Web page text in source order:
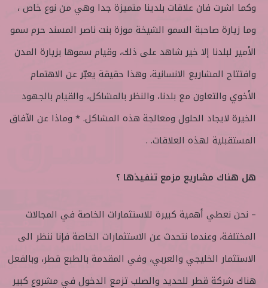
وكما اشرت فان علاقات بلدينا متميزة جدا وهي من نوع خاص ،
وما زيارة صاحبة السمو الشيخة موزة بنت ناصر المسند حرم سمو
الأمير لبلدنا إلا خير شاهد على ذلك، وقيام سموها بزيارة المدن
وافتتاح المشاريع الانسانية، وهذا حقيقة يعبّر عن الاهتمام
الأخوي والتعاون مع بلدنا، والنظر بالمشاكل، والقيام بالجهود
الخيرة لايجاد الحلول ومعالجة هذه المشاكل. * وماذا عن الآفاق
المستقبلية لهذه العلاقات. .
هل هناك مشاريع مزمع تنفيذها ؟
– نحن نعطي أهمية كبيرة للاستثمارات الخاصة في المجالات
المختلفة، وعندما نتحدث عن الاستثمارات الخاصة فإنا ننظر الى
الاستثمار الخليجي والعربي، وفي المقدمة بالطبع قطر، وبالفعل
هناك شركة قطر للحديد والصلب تزمع الدخول في مشروع كبير